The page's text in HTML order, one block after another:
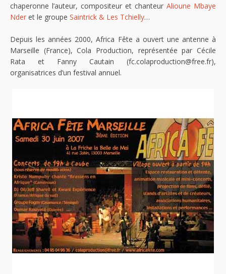
chaperonne l’auteur, compositeur et chanteur Alioune Mbaye
Nder et le groupe Saintrick & Les Tchielly…
Depuis les années 2000, Africa Fête a ouvert une antenne à
Marseille (France), Cola Production, représentée par Cécile
Rata et Fanny Cautain (fc.colaproduction@free.fr),
organisatrices d’un festival annuel.